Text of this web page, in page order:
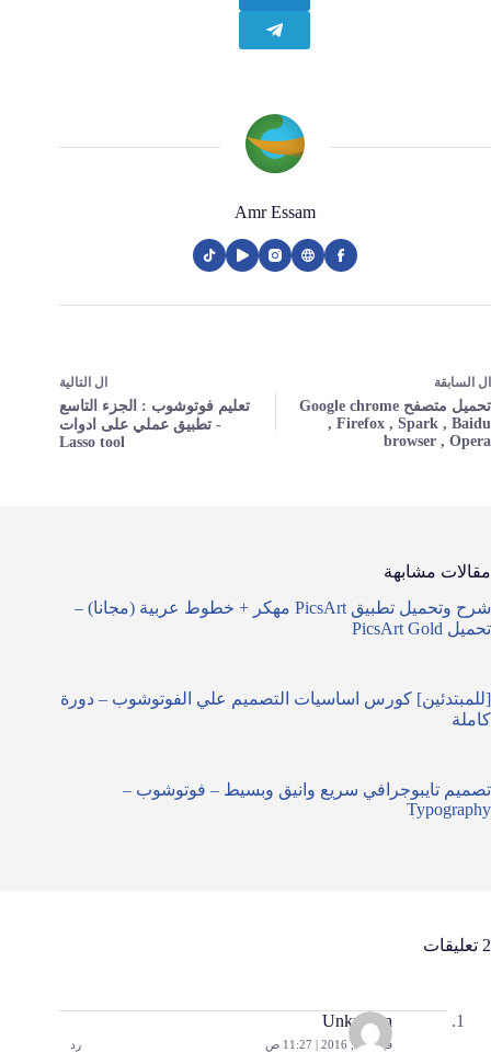
Amr Essam
ال السابقة
تحميل متصفح Google chrome
, Firefox , Spark , Baidu
browser , Opera
ال التالية
تعليم فوتوشوب : الجزء التاسع
- تطبيق عملي على ادوات
Lasso tool
مقالات مشابهة
شرح وتحميل تطبيق PicsArt مهكر + خطوط عربية (مجانا) –
تحميل PicsArt Gold
[للمبتدئين] كورس اساسيات التصميم علي الفوتوشوب – دورة
كاملة
تصميم تايبوجرافي سريع وانيق وبسيط – فوتوشوب –
Typography
2 تعليقات
Unknown
فبراير 2, 2016 | 11:27 ص رد